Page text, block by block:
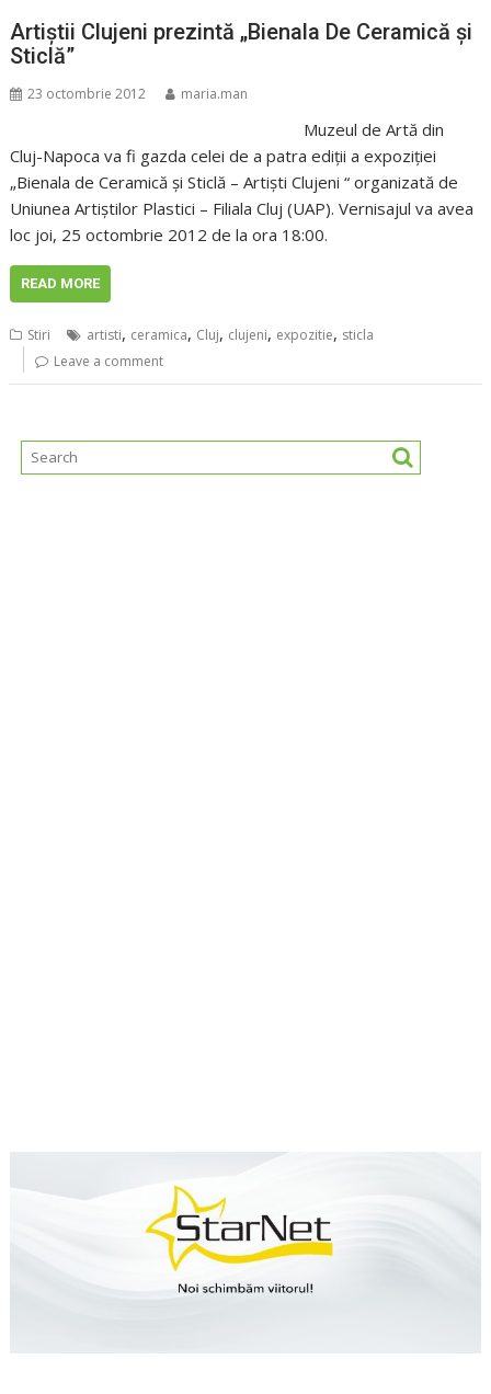
Artiştii Clujeni prezintă „Bienala De Ceramică și
Sticlă”
23 octombrie 2012 maria.man
Muzeul de Artă din
Cluj-Napoca va fi gazda celei de a patra ediţii a expoziţiei
„Bienala de Ceramică și Sticlă – Artişti Clujeni “ organizată de
Uniunea Artiştilor Plastici – Filiala Cluj (UAP). Vernisajul va avea
loc joi, 25 octombrie 2012 de la ora 18:00.
READ MORE
Stiri artisti, ceramica, Cluj, clujeni, expozitie, sticla
Leave a comment